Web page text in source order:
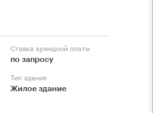
Ставка арендной платы
по запросу
Тип здания
Жилое здание